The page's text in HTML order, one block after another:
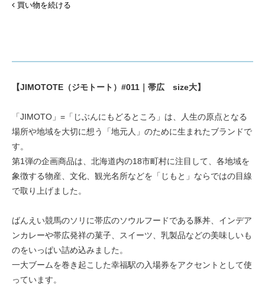
買い物を続ける
【JIMOTOTE（ジモトート）#011｜帯広 size大】
「JIMOTO」=「じぶんにもどるところ」は、人生の原点となる
場所や地域を大切に想う「地元人」のために生まれたブランドで
す。
第1弾の企画商品は、北海道内の18市町村に注目して、各地域を
象徴する物産、文化、観光名所などを「じもと」ならではの目線
で取り上げました。
ばんえい競馬のソリに帯広のソウルフードである豚丼、インデア
ンカレーや帯広発祥の菓子、スイーツ、乳製品などの美味しいも
のをいっぱい詰め込みました。
一大ブームを巻き起こした幸福駅の入場券をアクセントとして使
っています。